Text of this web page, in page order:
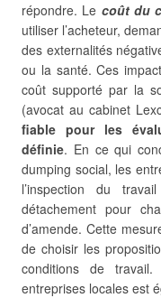
répondre. Le coût du
utiliser l’acheteur,
des externalités
ou la santé. Ces
coût supporté par la
(avocat au cabinet
fiable pour les
définie. En ce qui
dumping social, les
l’inspection du
détachement pour
d’amende. Cette
de choisir les
conditions de
entreprises locales est